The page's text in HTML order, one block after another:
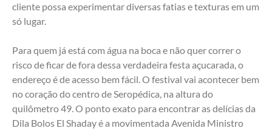
cliente possa experimentar diversas fatias e texturas em um
só lugar.
Para quem já está com água na boca e não quer correr o
risco de ficar de fora dessa verdadeira festa açucarada, o
endereço é de acesso bem fácil. O festival vai acontecer bem
no coração do centro de Seropédica, na altura do
quilômetro 49. O ponto exato para encontrar as delícias da
Dila Bolos El Shaday é a movimentada Avenida Ministro